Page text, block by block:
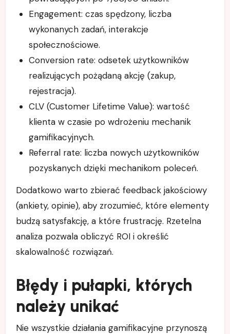
Engagement: czas spędzony, liczba
wykonanych zadań, interakcje
społecznościowe.
Conversion rate: odsetek użytkowników
realizujących pożądaną akcję (zakup,
rejestracja).
CLV (Customer Lifetime Value): wartość
klienta w czasie po wdrożeniu mechanik
gamifikacyjnych.
Referral rate: liczba nowych użytkowników
pozyskanych dzięki mechanikom poleceń.
Dodatkowo warto zbierać feedback jakościowy
(ankiety, opinie), aby zrozumieć, które elementy
budzą satysfakcję, a które frustrację. Rzetelna
analiza pozwala obliczyć ROI i określić
skalowalność rozwiązań.
Błędy i pułapki, których
należy unikać
Nie wszystkie działania gamifikacyjne przynoszą